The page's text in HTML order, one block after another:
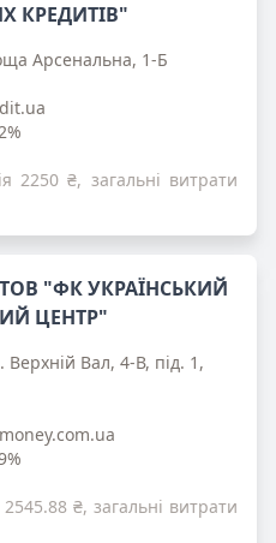
КРЕДИТІВ"
Арсенальна, 1-Б
2250 ₴, загальні витрати
"ФК УКРАЇНСЬКИЙ
ЦЕНТР"
Верхній Вал, 4-В, під. 1,
₴, загальні витрати